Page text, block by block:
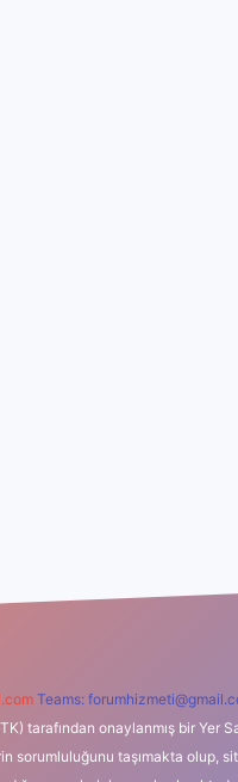
Teams:
tarafından onaylanmış bir
taşımakta olup,